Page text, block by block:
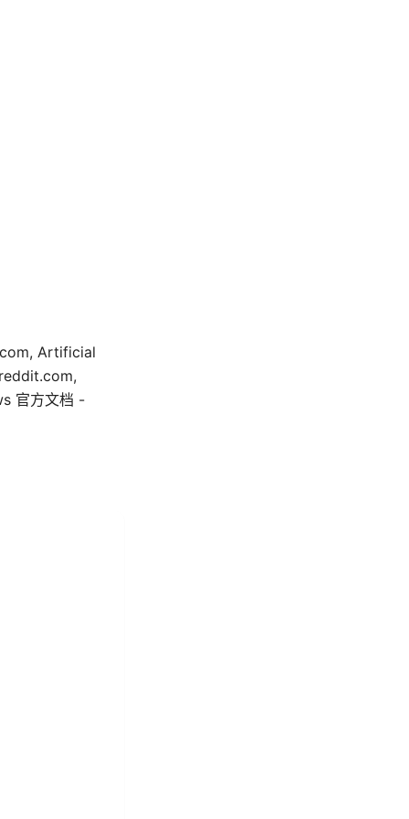
Artificial
官方文档 -